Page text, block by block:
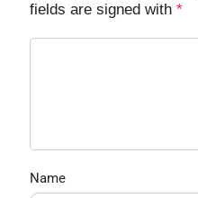
fields are signed with*
Name